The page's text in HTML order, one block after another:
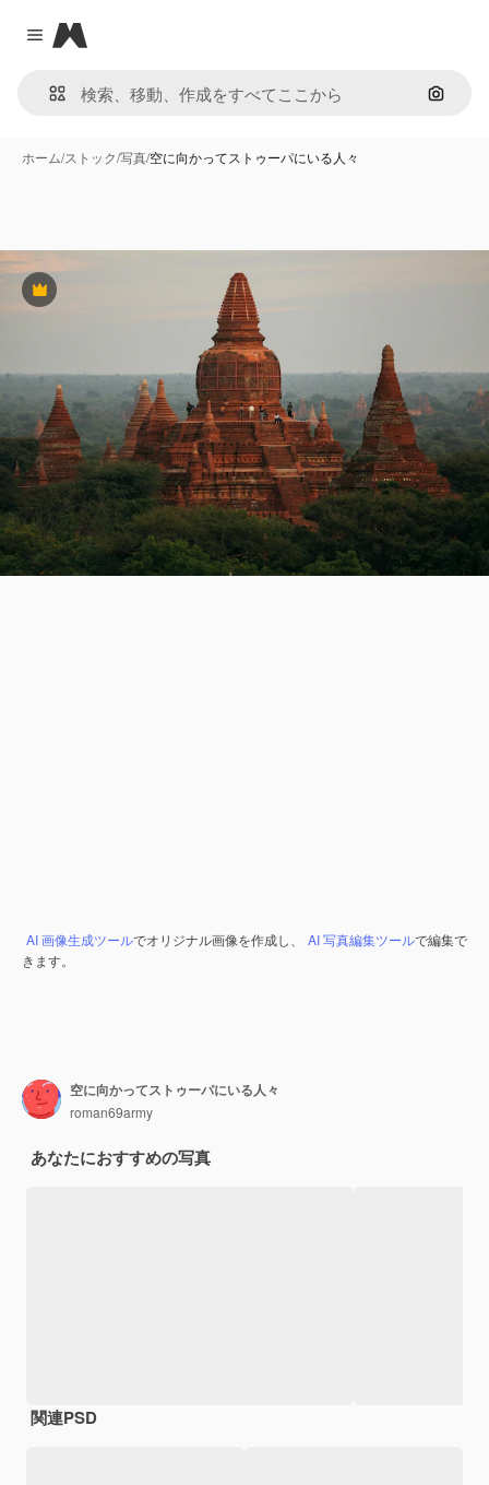
Close menu
Magnific
画像で
ホーム/ストック/写真/空に向かってストゥーパにいる人々
Premium
AI 画像生成ツールでオリジナル画像を作成し、 AI 写真編集ツールで編集で
きます。
空に向かってストゥーパにいる人々
roman69army
あなたにおすすめの写真
関連PSD